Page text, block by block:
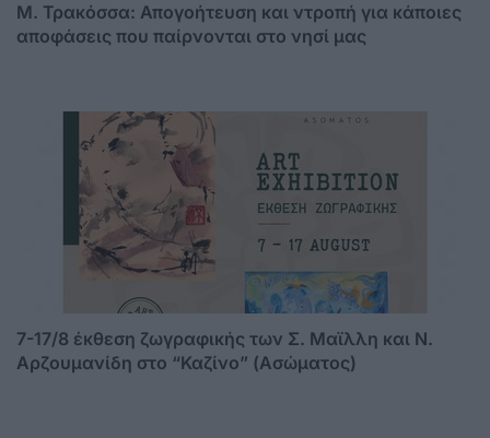
Μ. Τρακόσσα: Απογοήτευση και ντροπή για κάποιες
αποφάσεις που παίρνονται στο νησί μας
7-17/8 έκθεση ζωγραφικής των Σ. Μαϊλλη και Ν.
Αρζουμανίδη στο “Καζίνο” (Ασώματος)